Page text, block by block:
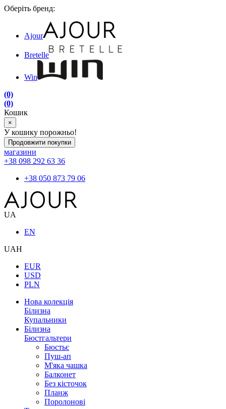
Оберіть бренд:
Ajour
Bretelle
Win
(0)
(0)
Кошик
×
У кошику порожньо!
Продовжити покупки
магазини
+38 098 292 63 36
+38 050 873 79 06
UA
EN
UAH
EUR
USD
PLN
Нова колекція
Білизна
Купальники
Білизна
Бюстгальтери
Бюстьє
Пуш-ап
М'яка чашка
Балконет
Без кісточок
Планж
Поролонові